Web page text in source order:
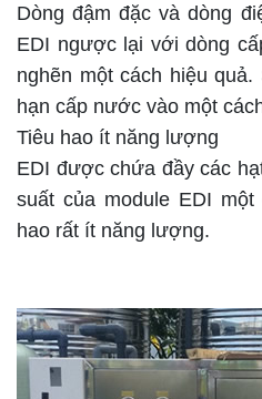
Dòng đậm đặc và dòng
EDI ngược lại với dòng
nghẽn một cách hiệu
hạn cấp nước vào một
Tiêu hao ít năng lượng
EDI được chứa đầy các
suất của module EDI
hao rất ít năng lượng.